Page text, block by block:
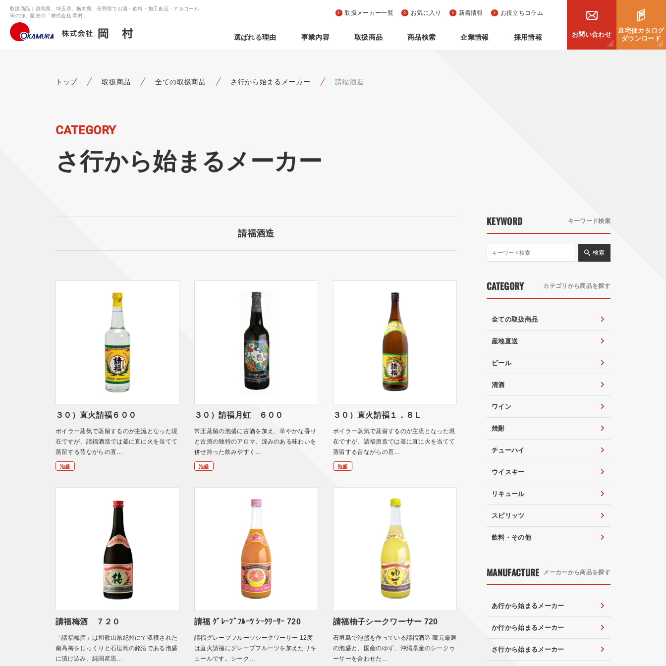
選ばれる理由 事業内容 取扱商品 商品検索 企業情報 採用情報
取扱メーカー一覧 お気に入り 新着情報 お役立ちコラム
お問い合わせ
直宅便カタログ
ダウンロード
取扱商品｜群馬県、埼玉県、栃木県、長野県でお酒・飲料・加工食品・アルコール
等の卸、販売の「株式会社 岡村」
トップ 取扱商品 全ての取扱商品 さ行から始まるメーカー 請福酒造
CATEGORY
さ行から始まるメーカー
請福酒造
３０）直火請福６００
ボイラー蒸気で蒸留するのが主流となった現
在ですが、請福酒造では釜に直に火を当てて
蒸留する昔ながらの直…
泡盛
３０）請福月虹 ６００
常圧蒸留の泡盛に古酒を加え、華やかな香り
と古酒の独特のアロマ、深みのある味わいを
併せ持った飲みやすく…
泡盛
３０）直火請福１．８Ｌ
ボイラー蒸気で蒸留するのが主流となった現
在ですが、請福酒造では釜に直に火を当てて
蒸留する昔ながらの直…
泡盛
請福梅酒 ７２０
「請福梅酒」は和歌山県紀州にて収穫された
南高梅をじっくりと石垣島の銘酒である泡盛
に漬け込み、純国産黒…
請福 ｸﾞﾚｰﾌﾟﾌﾙｰﾂ ｼｰｸﾜｰｻｰ 720
請福グレープフルーツシークワーサー 12度
は直火請福にグレープフルーツを加えたリキ
ュールです。シーク…
請福柚子シークワーサー 720
石垣島で泡盛を作っている請福酒造 蔵元厳選
の泡盛と、国産のゆず、沖縄県産のシークヮ
ーサーを合わせた…
KEYWORD キーワード検索
検索
CATEGORY カテゴリから商品を探す
全ての取扱商品
産地直送
ビール
清酒
ワイン
焼酎
チューハイ
ウイスキー
リキュール
スピリッツ
飲料・その他
MANUFACTURE メーカーから商品を探す
あ行から始まるメーカー
か行から始まるメーカー
さ行から始まるメーカー